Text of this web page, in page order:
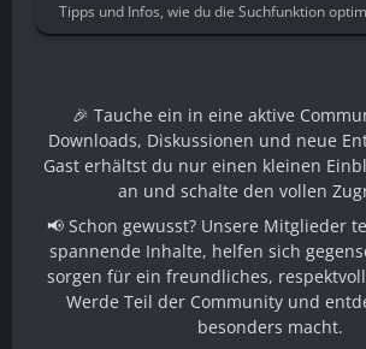
Tipps und Infos, wie du die Suchfunktion
🎉 Tauche ein in eine aktive
Downloads, Diskussionen und neue
Gast erhältst du nur einen kleinen
an und schalte den vollen
📢 Schon gewusst? Unsere Mitglieder
spannende Inhalte, helfen sich
sorgen für ein freundliches,
Werde Teil der Community und
besonders macht.